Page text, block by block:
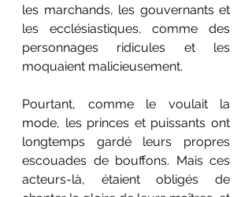
les marchands, les gouvernants et
les ecclésiastiques, comme des
personnages ridicules et les
moquaient malicieusement.
Pourtant, comme le voulait la
mode, les princes et puissants ont
longtemps gardé leurs propres
escouades de bouffons. Mais ces
acteurs-là, étaient obligés de